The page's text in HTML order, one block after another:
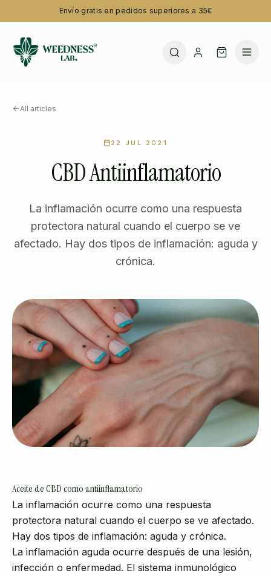
Envío gratis en pedidos superiores a 35€
All articles
22 JUL 2021
CBD Antiinflamatorio
La inflamación ocurre como una respuesta
protectora natural cuando el cuerpo se ve
afectado. Hay dos tipos de inflamación: aguda y
crónica.
Aceite de CBD como antiinflamatorio
La inflamación ocurre como una respuesta
protectora natural cuando el cuerpo se ve afectado.
Hay dos tipos de inflamación: aguda y crónica.
La inflamación aguda ocurre después de una lesión,
infección o enfermedad. El sistema inmunológico